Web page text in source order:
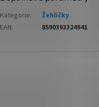
Kategorie:
Žehličky
EAN: 8590393324941